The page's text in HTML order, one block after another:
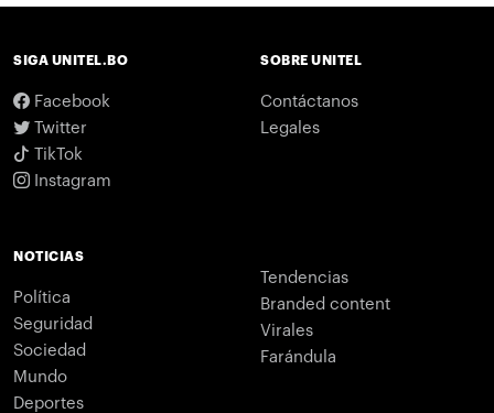
SIGA UNITEL.BO
Facebook
Twitter
TikTok
Instagram
SOBRE UNITEL
Contáctanos
Legales
NOTICIAS
Política
Seguridad
Sociedad
Mundo
Deportes
Tendencias
Branded content
Virales
Farándula